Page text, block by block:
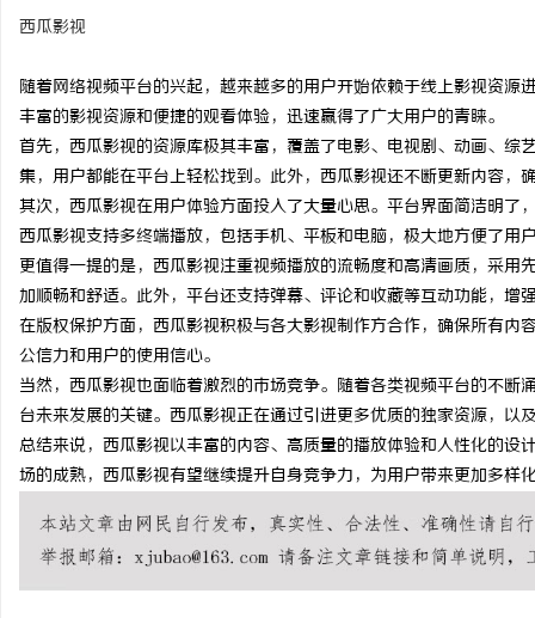
西瓜影视
随着网络视频平台的兴起，越来越多的用户开始依赖于线上影视资
丰富的影视资源和便捷的观看体验，迅速赢得了广大用户的青睐。
首先，西瓜影视的资源库极其丰富，覆盖了电影、电视剧、动画、
集，用户都能在平台上轻松找到。此外，西瓜影视还不断更新内容，
其次，西瓜影视在用户体验方面投入了大量心思。平台界面简洁明
西瓜影视支持多终端播放，包括手机、平板和电脑，极大地方便了用
更值得一提的是，西瓜影视注重视频播放的流畅度和高清画质，采
加顺畅和舒适。此外，平台还支持弹幕、评论和收藏等互动功能，增
在版权保护方面，西瓜影视积极与各大影视制作方合作，确保所有
公信力和用户的使用信心。
当然，西瓜影视也面临着激烈的市场竞争。随着各类视频平台的不
台未来发展的关键。西瓜影视正在通过引进更多优质的独家资源，以
总结来说，西瓜影视以丰富的内容、高质量的播放体验和人性化的
场的成熟，西瓜影视有望继续提升自身竞争力，为用户带来更加多样